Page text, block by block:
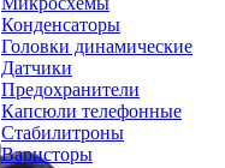
Конденсаторы
Головки динамические
Датчики
Предохранители
Капсюли телефонные
Стабилитроны
Варисторы